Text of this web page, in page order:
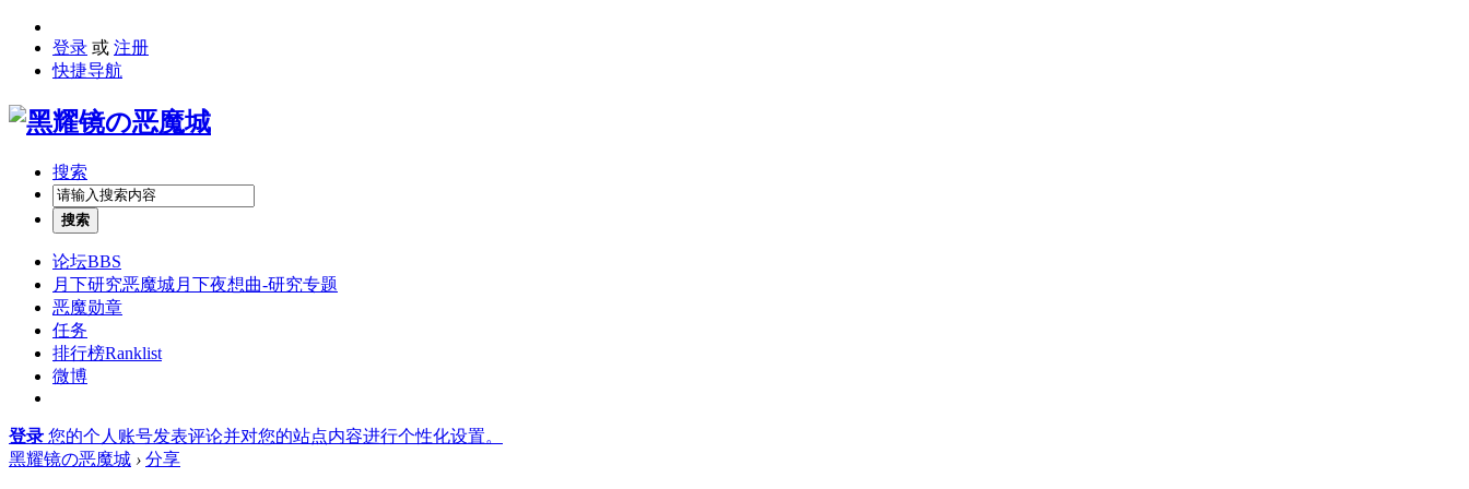
登录 或 注册
快捷导航
搜索
搜索
论坛BBS
月下研究恶魔城月下夜想曲-研究专题
恶魔勋章
任务
排行榜Ranklist
微博
登录 您的个人账号发表评论并对您的站点内容进行个性化设置。
黑耀镜の恶魔城 › 分享